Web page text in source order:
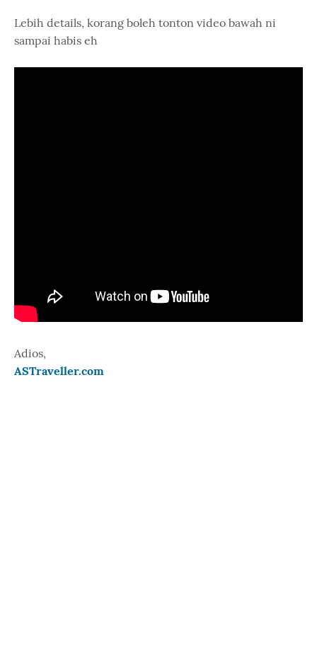
Lebih details, korang boleh tonton video bawah ni
sampai habis eh
Adios,
ASTraveller.com